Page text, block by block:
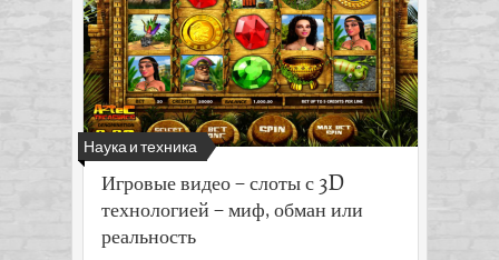
Наука и техника
Игровые видео – слоты с 3D
технологией – миф, обман или
реальность